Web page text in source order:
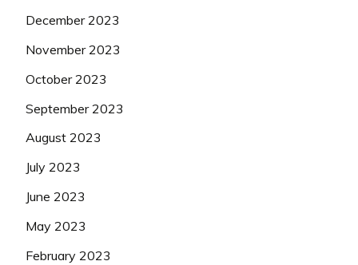
December 2023
November 2023
October 2023
September 2023
August 2023
July 2023
June 2023
May 2023
February 2023